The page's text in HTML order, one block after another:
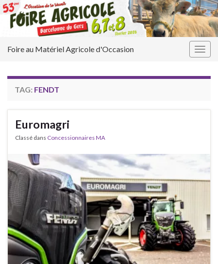
Foire au Matériel Agricole d'Occasion
TAG: FENDT
Euromagri
Classé dans Concessionnaires MA